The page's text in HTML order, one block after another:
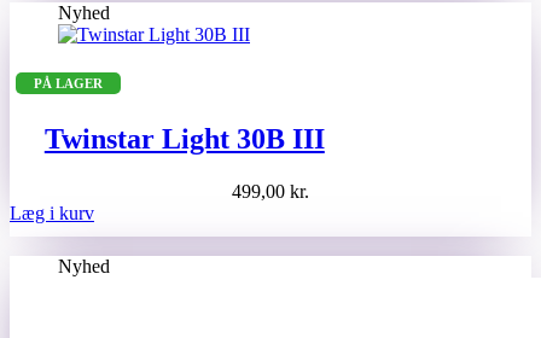
Nyhed
PÅ LAGER
Twinstar Light 30B III
499,00 kr.
Læg i kurv
Nyhed